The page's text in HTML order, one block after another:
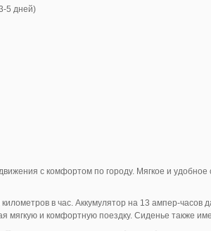
5 дней)
с комфортом по городу. Мягкое и
в час. Аккумулятор на 13 ампер-
мягкую и комфортную поездку. Сиденье также